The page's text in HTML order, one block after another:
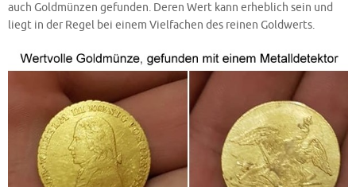
auch Goldmünzen gefunden. Deren Wert kann erheblich sein und
liegt in der Regel bei einem Vielfachen des reinen Goldwerts.